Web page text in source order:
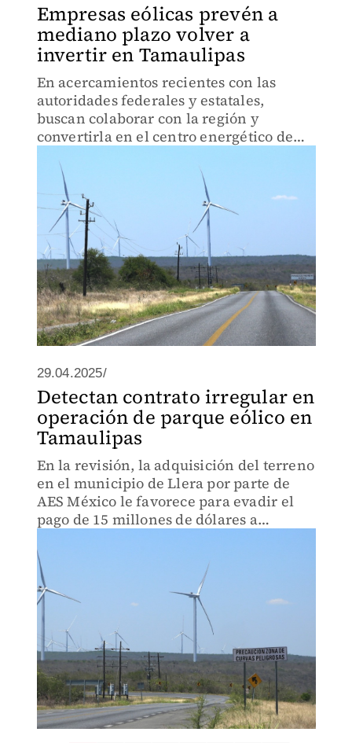
Empresas eólicas prevén a
mediano plazo volver a
invertir en Tamaulipas
En acercamientos recientes con las
autoridades federales y estatales,
buscan colaborar con la región y
convertirla en el centro energético de
29.04.2025/
Detectan contrato irregular en
operación de parque eólico en
Tamaulipas
En la revisión, la adquisición del terreno
en el municipio de Llera por parte de
AES México le favorece para evadir el
pago de 15 millones de dólares a